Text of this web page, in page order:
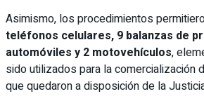
Asimismo, los procedimientos
teléfonos celulares, 9 balanzas de
automóviles y 2 motovehículos,
sido utilizados para la comercialización
que quedaron a disposición de la